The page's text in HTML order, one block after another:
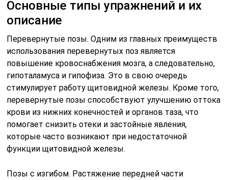
Основные типы упражнений и их
описание
Перевернутые позы. Одним из главных преимуществ
использования перевернутых поз является
повышение кровоснабжения мозга, а следовательно,
гипоталамуса и гипофиза. Это в свою очередь
стимулирует работу щитовидной железы. Кроме того,
перевернутые позы способствуют улучшению оттока
крови из нижних конечностей и органов таза, что
помогает снизить отеки и застойные явления,
которые часто возникают при недостаточной
функции щитовидной железы.
Позы с изгибом. Растяжение передней части